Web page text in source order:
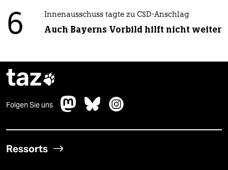
6 Innenausschuss tagte zu CSD-Anschlag
Auch Bayerns Vorbild hilft nicht weiter
taz
Folgen Sie uns
Ressorts